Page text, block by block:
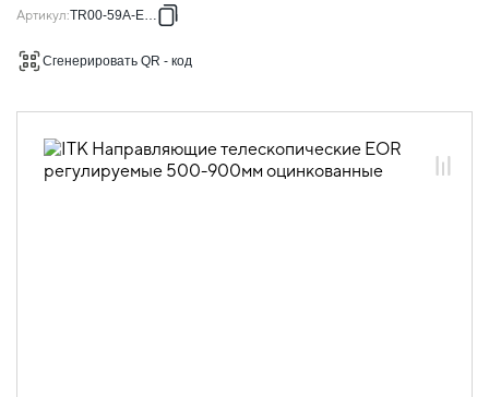
Артикул:TR00-59A-EOR
Сгенерировать QR - код